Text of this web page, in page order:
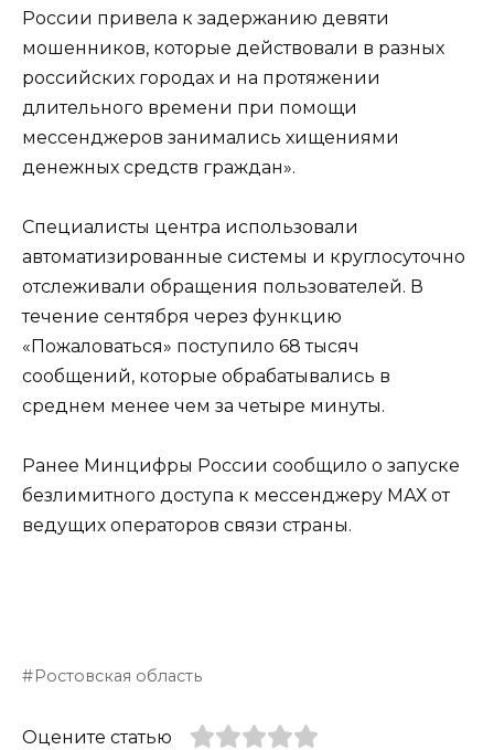
России привела к задержанию девяти
мошенников, которые действовали в разных
российских городах и на протяжении
длительного времени при помощи
мессенджеров занимались хищениями
денежных средств граждан».
Специалисты центра использовали
автоматизированные системы и круглосуточно
отслеживали обращения пользователей. В
течение сентября через функцию
«Пожаловаться» поступило 68 тысяч
сообщений, которые обрабатывались в
среднем менее чем за четыре минуты.
Ранее Минцифры России сообщило о запуске
безлимитного доступа к мессенджеру МАХ от
ведущих операторов связи страны.
Ростовская область
Оцените статью